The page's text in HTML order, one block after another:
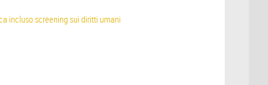
incluso screening sui diritti umani